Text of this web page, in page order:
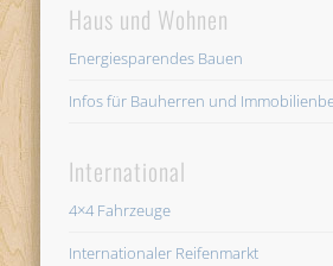
Haus und Wohnen
Energiesparendes Bauen
Infos für Bauherren und
International
4×4 Fahrzeuge
Internationaler Reifenmarkt